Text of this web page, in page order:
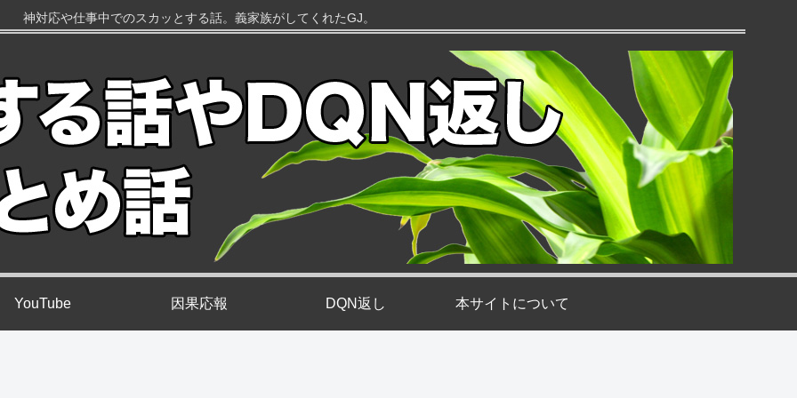
神対応や仕事中でのスカッとする話。義家族がしてくれたGJ。
YouTube 因果応報 DQN返し 本サイトについて